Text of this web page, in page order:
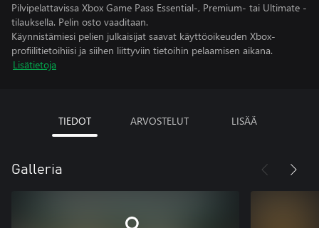
Pilvipelattavissa Xbox Game Pass Essential-, Premium- tai Ultimate -
tilauksella. Pelin osto vaaditaan.
Käynnistämiesi pelien julkaisijat saavat käyttöoikeuden Xbox-
profiilitietoihiisi ja siihen liittyviin tietoihin pelaamisen aikana.
Lisätietoja
TIEDOT ARVOSTELUT LISÄÄ
Galleria